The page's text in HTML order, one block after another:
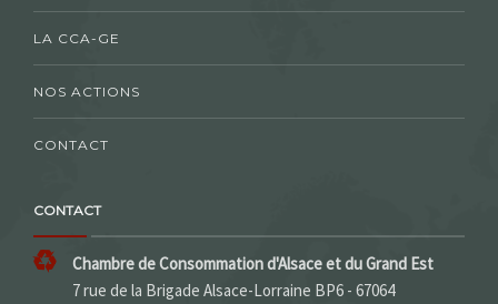
LA CCA-GE
NOS ACTIONS
CONTACT
CONTACT
Chambre de Consommation d'Alsace et du Grand Est
7 rue de la Brigade Alsace-Lorraine BP6 - 67064